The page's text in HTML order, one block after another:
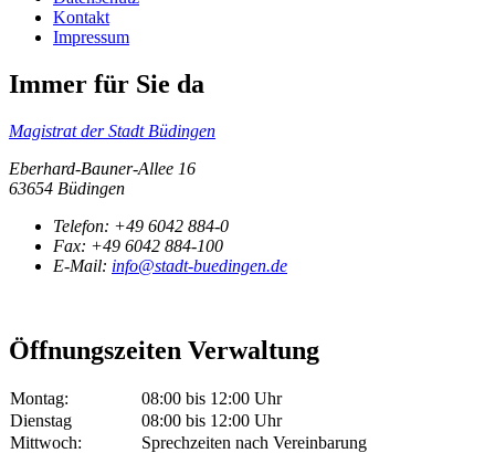
Kontakt
Impressum
Immer für Sie da
Magistrat der Stadt Büdingen
Eberhard-Bauner-Allee 16
63654 Büdingen
Telefon: +49 6042 884-0
Fax: +49 6042 884-100
E-Mail: info@stadt-buedingen.de
Öffnungszeiten Verwaltung
Montag:
08:00 bis 12:00 Uhr
Dienstag
08:00 bis 12:00 Uhr
Mittwoch:
Sprechzeiten nach Vereinbarung